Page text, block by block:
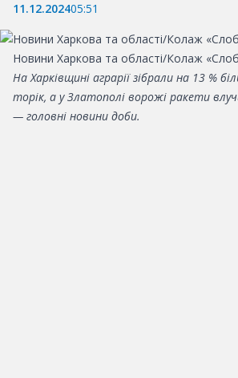
11.12.202405:51
Новини Харкова та області/Колаж
На Харківщині аграрії зібрали на 13 %
торік, а у Златополі ворожі ракети
— головні новини доби.